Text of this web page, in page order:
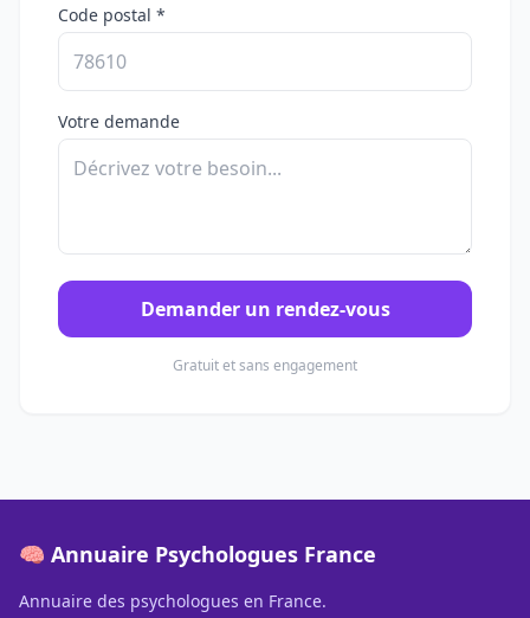
Code postal *
Votre demande
Demander un rendez-vous
Gratuit et sans engagement
🧠 Annuaire Psychologues France
Annuaire des psychologues en France.